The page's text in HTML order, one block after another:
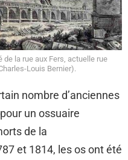
de la rue aux Fers, actuelle rue
Louis Bernier).
nombre d’anciennes
un ossuaire
de la
et 1814, les os ont été